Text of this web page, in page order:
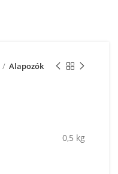
Alapozók
0,5 kg